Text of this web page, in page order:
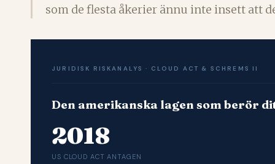
som de flesta åkerier ännu inte insett att
JURIDISK RISKANALYS · CLOUD ACT & SCHREMS II
Den amerikanska lagen som berör
2018
US CLOUD ACT ANTAGEN